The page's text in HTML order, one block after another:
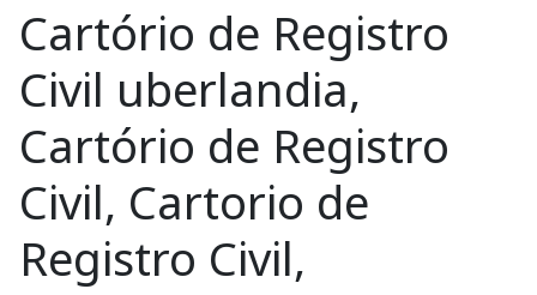
Cartório de Registro
Civil uberlandia,
Cartório de Registro
Civil, Cartorio de
Registro Civil,